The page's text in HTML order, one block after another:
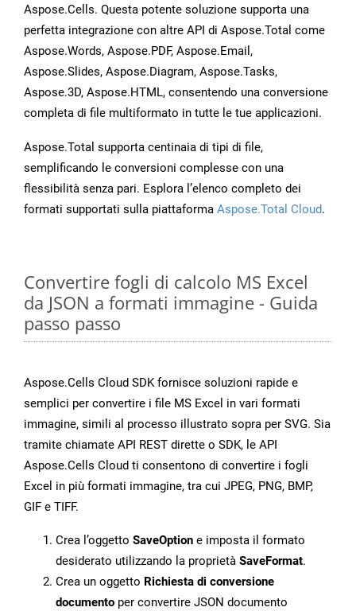
Aspose.Cells. Questa potente soluzione supporta una
perfetta integrazione con altre API di Aspose.Total come
Aspose.Words, Aspose.PDF, Aspose.Email,
Aspose.Slides, Aspose.Diagram, Aspose.Tasks,
Aspose.3D, Aspose.HTML, consentendo una conversione
completa di file multiformato in tutte le tue applicazioni.
Aspose.Total supporta centinaia di tipi di file,
semplificando le conversioni complesse con una
flessibilità senza pari. Esplora l’elenco completo dei
formati supportati sulla piattaforma Aspose.Total Cloud.
Convertire fogli di calcolo MS Excel
da JSON a formati immagine - Guida
passo passo
Aspose.Cells Cloud SDK fornisce soluzioni rapide e
semplici per convertire i file MS Excel in vari formati
immagine, simili al processo illustrato sopra per SVG. Sia
tramite chiamate API REST dirette o SDK, le API
Aspose.Cells Cloud ti consentono di convertire i fogli
Excel in più formati immagine, tra cui JPEG, PNG, BMP,
GIF e TIFF.
Crea l’oggetto SaveOption e imposta il formato
desiderato utilizzando la proprietà SaveFormat.
Crea un oggetto Richiesta di conversione
documento per convertire JSON documento